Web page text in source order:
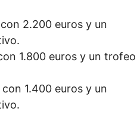
2.200 euros y un
1.800 euros y un trofeo
1.400 euros y un